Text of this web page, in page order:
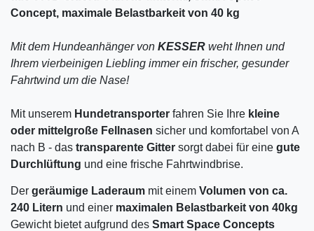
Concept, maximale Belastbarkeit von 40 kg
Mit dem Hundeanhänger von KESSER weht Ihnen und
Ihrem vierbeinigen Liebling immer ein frischer, gesunder
Fahrtwind um die Nase!
Mit unserem Hundetransporter fahren Sie Ihre kleine
oder mittelgroße Fellnasen sicher und komfortabel von A
nach B - das transparente Gitter sorgt dabei für eine gute
Durchlüftung und eine frische Fahrtwindbrise.
Der geräumige Laderaum mit einem Volumen von ca.
240 Litern und einer maximalen Belastbarkeit von 40kg
Gewicht bietet aufgrund des Smart Space Concepts